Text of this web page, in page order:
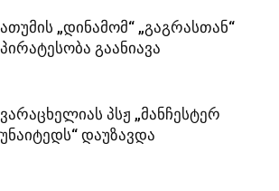
„დინამომ“ „გაგრასთან“
გაანიავა
პსჟ „მანჩესტერ
დაუზავდა